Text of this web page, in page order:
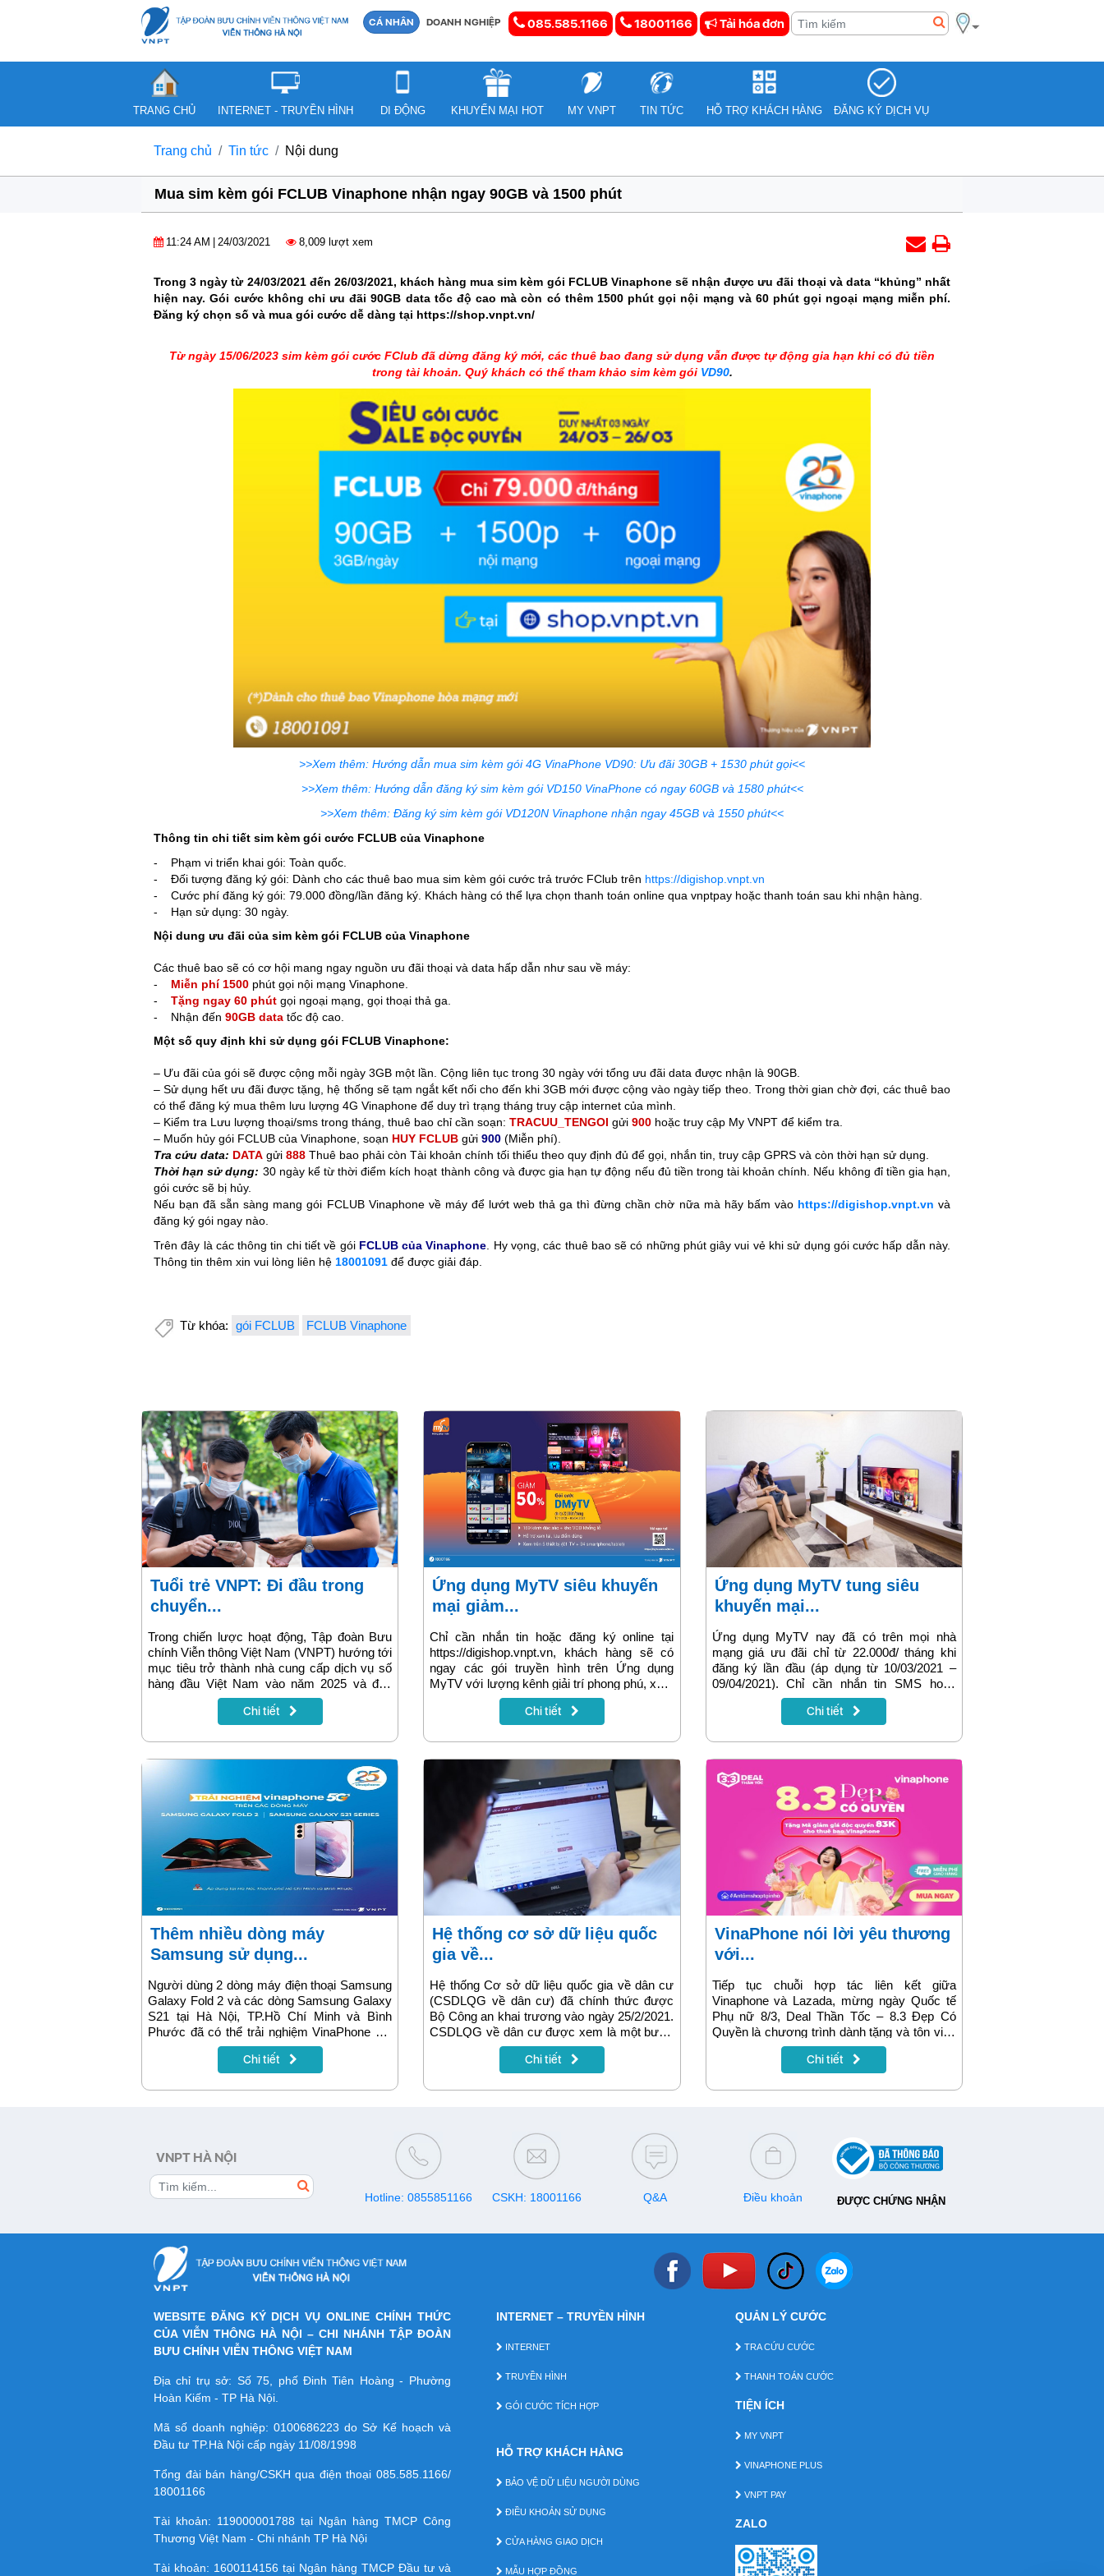
CÁ NHÂN DOANH NGHIỆP 085.585.1166 18001166 Tải hóa đơn
TRANG CHỦ INTERNET - TRUYỀN HÌNH DI ĐỘNG KHUYẾN MẠI HOT MY VNPT TIN TỨC HỖ TRỢ KHÁCH HÀNG ĐĂNG KÝ DỊCH VỤ
Trang chủ Tin tức Nội dung
Mua sim kèm gói FCLUB Vinaphone nhận ngay 90GB và 1500 phút
11:24 AM 24/03/2021 8,009 lượt xem
Trong 3 ngày từ 24/03/2021 đến 26/03/2021, khách hàng mua sim kèm gói FCLUB Vinaphone sẽ nhận được ưu đãi thoại và data “khủng” nhất
hiện nay. Gói cước không chỉ ưu đãi 90GB data tốc độ cao mà còn có thêm 1500 phút gọi nội mạng và 60 phút gọi ngoại mạng miễn phí.
Đăng ký chọn số và mua gói cước dễ dàng tại https://shop.vnpt.vn/
Từ ngày 15/06/2023 sim kèm gói cước FClub đã dừng đăng ký mới, các thuê bao đang sử dụng vẫn được tự động gia hạn khi có đủ tiền
trong tài khoản. Quý khách có thể tham khảo sim kèm gói VD90.
>>Xem thêm: Hướng dẫn mua sim kèm gói 4G VinaPhone VD90: Ưu đãi 30GB + 1530 phút gọi<<
>>Xem thêm: Hướng dẫn đăng ký sim kèm gói VD150 VinaPhone có ngay 60GB và 1580 phút<<
>>Xem thêm: Đăng ký sim kèm gói VD120N Vinaphone nhận ngay 45GB và 1550 phút<<
Thông tin chi tiết sim kèm gói cước FCLUB của Vinaphone
- Phạm vi triển khai gói: Toàn quốc.
- Đối tượng đăng ký gói: Dành cho các thuê bao mua sim kèm gói cước trả trước FClub trên https://digishop.vnpt.vn
- Cước phí đăng ký gói: 79.000 đồng/lần đăng ký. Khách hàng có thể lựa chọn thanh toán online qua vnptpay hoặc thanh toán sau khi nhận hàng.
- Hạn sử dụng: 30 ngày.
Nội dung ưu đãi của sim kèm gói FCLUB của Vinaphone
Các thuê bao sẽ có cơ hội mang ngay nguồn ưu đãi thoại và data hấp dẫn như sau về máy:
- Miễn phí 1500 phút gọi nội mạng Vinaphone.
- Tặng ngay 60 phút gọi ngoại mạng, gọi thoại thả ga.
- Nhận đến 90GB data tốc độ cao.
Một số quy định khi sử dụng gói FCLUB Vinaphone:
– Ưu đãi của gói sẽ được cộng mỗi ngày 3GB một lần. Cộng liên tục trong 30 ngày với tổng ưu đãi data được nhận là 90GB.
– Sử dụng hết ưu đãi được tặng, hệ thống sẽ tạm ngắt kết nối cho đến khi 3GB mới được cộng vào ngày tiếp theo. Trong thời gian chờ đợi, các thuê bao
có thể đăng ký mua thêm lưu lượng 4G Vinaphone để duy trì trạng tháng truy cập internet của mình.
– Kiểm tra Lưu lượng thoại/sms trong tháng, thuê bao chỉ cần soạn: TRACUU_TENGOI gửi 900 hoặc truy cập My VNPT để kiểm tra.
– Muốn hủy gói FCLUB của Vinaphone, soạn HUY FCLUB gửi 900 (Miễn phí).
Tra cứu data: DATA gửi 888 Thuê bao phải còn Tài khoản chính tối thiểu theo quy định đủ để gọi, nhắn tin, truy cập GPRS và còn thời hạn sử dụng.
Thời hạn sử dụng: 30 ngày kể từ thời điểm kích hoạt thành công và được gia hạn tự động nếu đủ tiền trong tài khoản chính. Nếu không đỉ tiền gia hạn,
gói cước sẽ bị hủy.
Nếu bạn đã sẵn sàng mang gói FCLUB Vinaphone về máy để lướt web thả ga thì đừng chần chờ nữa mà hãy bấm vào https://digishop.vnpt.vn và
đăng ký gói ngay nào.
Trên đây là các thông tin chi tiết về gói FCLUB của Vinaphone . Hy vọng, các thuê bao sẽ có những phút giây vui vẻ khi sử dụng gói cước hấp dẫn này.
Thông tin thêm xin vui lòng liên hệ 18001091 để được giải đáp.
Từ khóa: gói FCLUB FCLUB Vinaphone
Tuổi trẻ VNPT: Đi đầu trong
chuyển...
Trong chiến lược hoạt động, Tập đoàn Bưu
chính Viễn thông Việt Nam (VNPT) hướng tới
mục tiêu trở thành nhà cung cấp dịch vụ số
hàng đầu Việt Nam vào năm 2025 và đến
năm 2030 trở thành trung tâm giao dịch (hub)
số của châu Á. Để đạt được mục tiêu này,
đoàn, trong đó có vai trò xung kích của lực
lượng đoàn viên - những kỹ sư trẻ trung,
năng động....
Chi tiết
Ứng dụng MyTV siêu khuyến
mại giảm...
Chỉ cần nhắn tin hoặc đăng ký online tại
https://digishop.vnpt.vn, khách hàng sẽ có
ngay các gói truyền hình trên Ứng dụng
MyTV với lượng kênh giải trí phong phú, xem
cùng lúc trên nhiều thiết bị. Đặc biệt, từ
10/03/2021 – 09/04/2021, Các gói DMyTV
50%, chỉ còn từ 22.000đ/tháng cho tất cả
khách hàng đăng ký mới.
Chi tiết
Ứng dụng MyTV tung siêu
khuyến mại...
Ứng dụng MyTV nay đã có trên mọi nhà
mạng giá ưu đãi chỉ từ 22.000đ/ tháng khi
đăng ký lần đầu (áp dụng từ 10/03/2021 –
09/04/2021). Chỉ cần nhắn tin SMS hoặc
đăng ký online tại https://digishop.vnpt.vn,
khách hàng sẽ có ngay các gói truyền hình
phong phú, xem cùng lúc trên nhiều thiết bị.
Chi tiết
Thêm nhiều dòng máy
Samsung sử dụng...
Người dùng 2 dòng máy điện thoại Samsung
Galaxy Fold 2 và các dòng Samsung Galaxy
S21 tại Hà Nội, TP.Hồ Chí Minh và Bình
Phước đã có thể trải nghiệm VinaPhone 5G
Chi tiết
Hệ thống cơ sở dữ liệu quốc
gia về...
Hệ thống Cơ sở dữ liệu quốc gia về dân cư
(CSDLQG về dân cư) đã chính thức được
Bộ Công an khai trương vào ngày 25/2/2021.
CSDLQG về dân cư được xem là một bước
đột phá trong quản lý dân cư tại Việt Nam, là
hệ thống nền tảng giúp thay đổi phương thức
Với vai trò là đối tác chủ trì công nghệ, Tập
nước.
Chi tiết
VinaPhone nói lời yêu thương
với...
Tiếp tục chuỗi hợp tác liên kết giữa
Vinaphone và Lazada, mừng ngày Quốc tế
Phụ nữ 8/3, Deal Thần Tốc – 8.3 Đẹp Có
Quyền là chương trình dành tặng và tôn vinh
những người phụ nữ với nhiều khuyến mại
Chi tiết
VNPT HÀ NỘI
Hotline: 0855851166 CSKH: 18001166 Q&A Điều khoản ĐƯỢC CHỨNG NHẬN
WEBSITE ĐĂNG KÝ DỊCH VỤ ONLINE CHÍNH THỨC
CỦA VIỄN THÔNG HÀ NỘI – CHI NHÁNH TẬP ĐOÀN
BƯU CHÍNH VIỄN THÔNG VIỆT NAM
Địa chỉ trụ sở: Số 75, phố Đinh Tiên Hoàng - Phường
Hoàn Kiếm - TP Hà Nội.
Mã số doanh nghiệp:0100686223 do Sở Kế hoạch và
Đầu tư TP.Hà Nội cấp ngày 11/08/1998
Tổng đài bán hàng/CSKH qua điện thoại 085.585.1166/
18001166
Tài khoản: 119000001788 tại Ngân hàng TMCP Công
Thương Việt Nam - Chi nhánh TP Hà Nội
Tài khoản: 1600114156 tại Ngân hàng TMCP Ðầu tư và
INTERNET – TRUYỀN HÌNH
INTERNET
TRUYỀN HÌNH
GÓI CƯỚC TÍCH HỢP
HỖ TRỢ KHÁCH HÀNG
BẢO VỆ DỮ LIỆU NGƯỜI DÙNG
ĐIỀU KHOẢN SỬ DỤNG
CỬA HÀNG GIAO DỊCH
MẪU HỢP ĐỒNG
QUẢN LÝ CƯỚC
TRA CỨU CƯỚC
THANH TOÁN CƯỚC
TIỆN ÍCH
MY VNPT
VINAPHONE PLUS
VNPT PAY
ZALO